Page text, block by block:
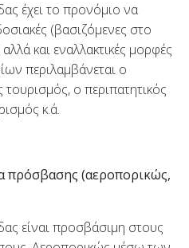
έχει το προνόμιο να
(βασιζόμενες στο
και εναλλακτικές μορφές
περιλαμβάνεται ο
τουρισμός, ο περιπατητικός
κ.ά.
πρόσβασης (αεροπορικώς,
είναι προσβάσιμη στους